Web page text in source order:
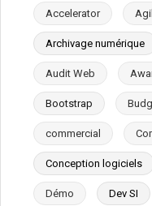
Accelerator
Archivage numérique
Audit Web
Bootstrap
commercial
Conception logiciels
Démo Dev SI